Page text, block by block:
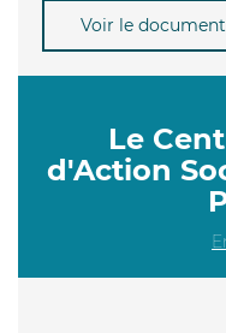
Voir le document
Le
d'Action